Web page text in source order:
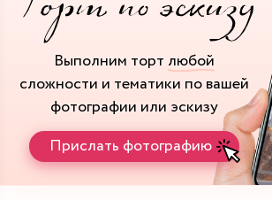
Выполним торт любой
сложности и тематики по вашей
фотографии или эскизу
Прислать фотографию